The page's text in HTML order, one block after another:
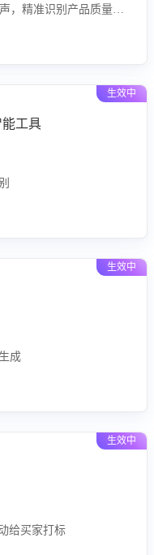
，精准识别产品质量、
从根本上降低退货率，
生效中
工具
生效中
成
生效中
给买家打标